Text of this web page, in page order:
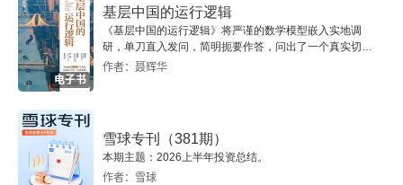
电子书
基层中国的运行逻辑
《基层中国的运行逻辑》将严谨的数学模型嵌入实地调
研，单刀直入发问，简明扼要作答，问出了一个真实切近
的基层中国。
作者：聂辉华
雪球专刊（381期）
本期主题：2026上半年投资总结。
作者：雪球